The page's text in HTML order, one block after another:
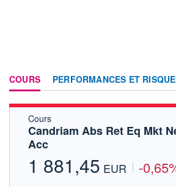
COURS PERFORMANCES ET
FORUM
Cours
Candriam Abs Ret Eq Mkt
Acc
1 881,45 EUR -